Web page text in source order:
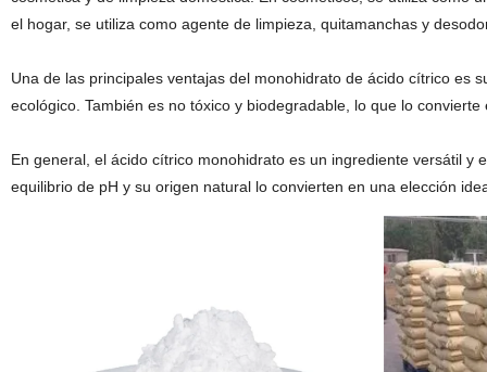
el hogar, se utiliza como agente de limpieza, quitamanchas y
Una de las principales ventajas del monohidrato de ácido cítrico es
ecológico. También es no tóxico y biodegradable, lo que lo
En general, el ácido cítrico monohidrato es un ingrediente versátil
equilibrio de pH y su origen natural lo convierten en una elección